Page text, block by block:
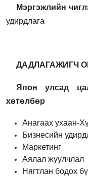
Мэргэжлийн
удирдлага
ДАДЛАГАЖИГЧ
Япон улсад
хөтөлбөр
Анагаах ухаан-
Бизнесийн
Маркетинг
Аялал жуулчлал
Нягтлан бодох